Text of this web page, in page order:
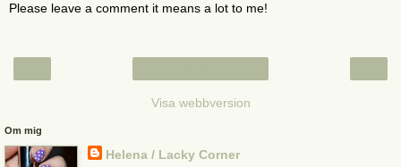
Please leave a comment it means a lot to me!
Visa webbversion
Om mig
Helena / Lacky Corner